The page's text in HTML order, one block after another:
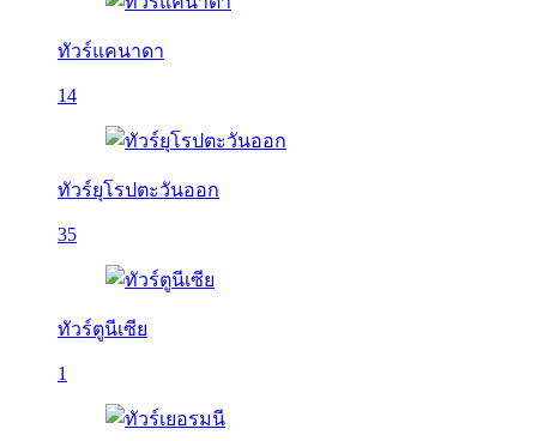
ทัวร์แคนาดา
14
ทัวร์ยุโรปตะวันออก
35
ทัวร์ตูนีเซีย
1